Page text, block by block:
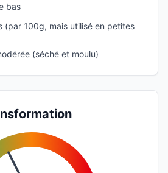
bas
(par 100g, mais utilisé en petites
(séché et moulu)